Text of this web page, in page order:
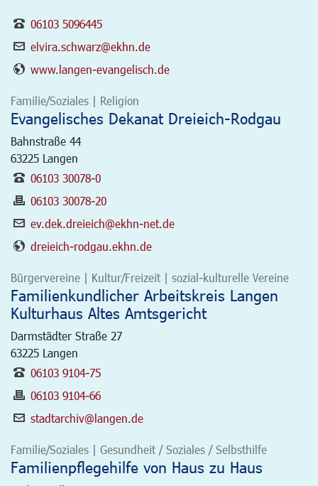
06103 5096445
elvira.schwarz@ekhn.de
www.langen-evangelisch.de
Familie/Soziales | Religion
Evangelisches Dekanat Dreieich-Rodgau
Bahnstraße 44
63225 Langen
06103 30078-0
06103 30078-20
ev.dek.dreieich@ekhn-net.de
dreieich-rodgau.ekhn.de
Bürgervereine | Kultur/Freizeit | sozial-kulturelle Vereine
Familienkundlicher Arbeitskreis Langen
Kulturhaus Altes Amtsgericht
Darmstädter Straße 27
63225 Langen
06103 9104-75
06103 9104-66
stadtarchiv@langen.de
Familie/Soziales | Gesundheit / Soziales / Selbsthilfe
Familienpflegehilfe von Haus zu Haus